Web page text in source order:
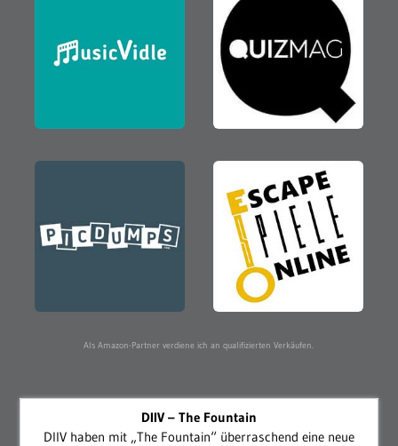
Als Amazon-Partner verdiene ich an qualifizierten Verkäufen.
DIIV – The Fountain
DIIV haben mit „The Fountain“ überraschend eine neue